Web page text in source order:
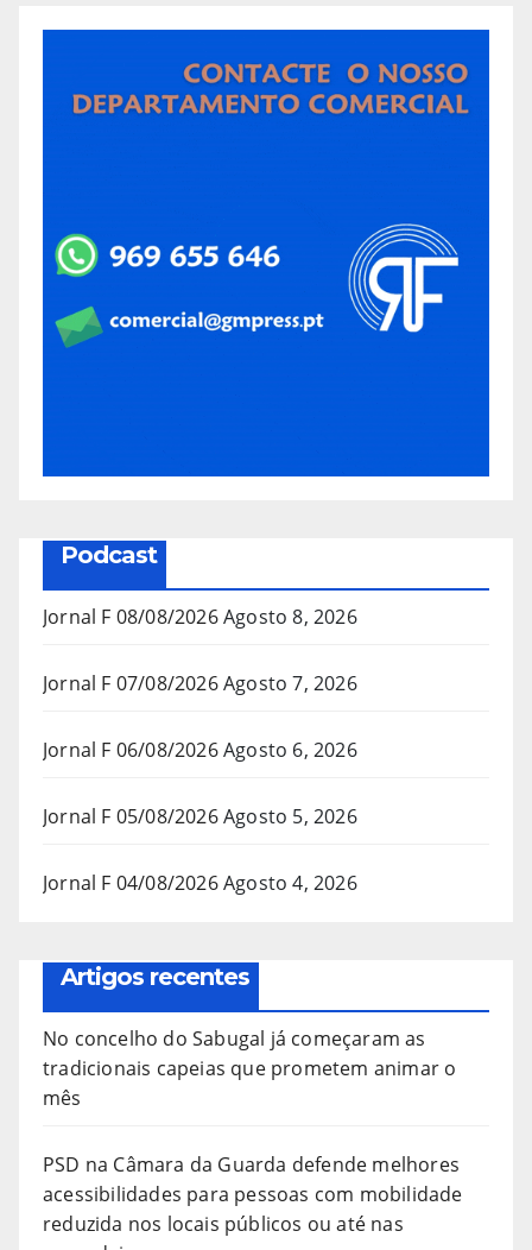
Podcast
Jornal F 08/08/2026Agosto 8, 2026
Jornal F 07/08/2026Agosto 7, 2026
Jornal F 06/08/2026Agosto 6, 2026
Jornal F 05/08/2026Agosto 5, 2026
Jornal F 04/08/2026Agosto 4, 2026
Artigos recentes
No concelho do Sabugal já começaram as
tradicionais capeias que prometem animar o
mês
PSD na Câmara da Guarda defende melhores
acessibilidades para pessoas com mobilidade
reduzida nos locais públicos ou até nas